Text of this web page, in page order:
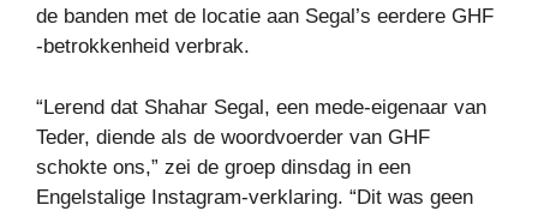
de banden met de locatie aan Segal’s eerdere GHF
-betrokkenheid verbrak.
“Lerend dat Shahar Segal, een mede-eigenaar van
Teder, diende als de woordvoerder van GHF
schokte ons,” zei de groep dinsdag in een
Engelstalige Instagram-verklaring. “Dit was geen